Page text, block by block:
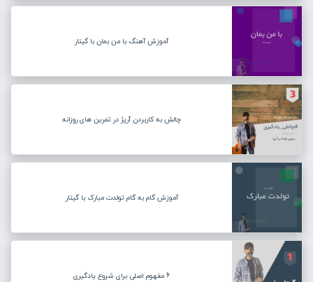
آموزش آهنگ با من بمان با گیتار
چالش به کاربردن آرپژ در تمرین های روزانه
آموزش گام به گام تولدت مبارک با گیتار
6 مفهوم اصلی برای شروع یادگیری